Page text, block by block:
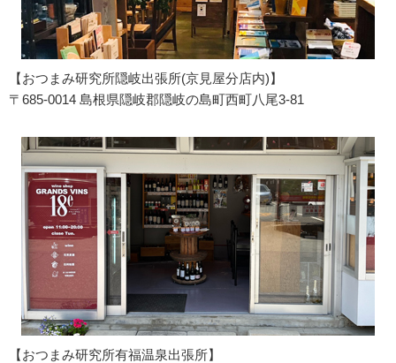
【おつまみ研究所隠岐出張所(京見屋分店内)】
〒685-0014 島根県隠岐郡隠岐の島町西町八尾3-81
【おつまみ研究所有福温泉出張所】